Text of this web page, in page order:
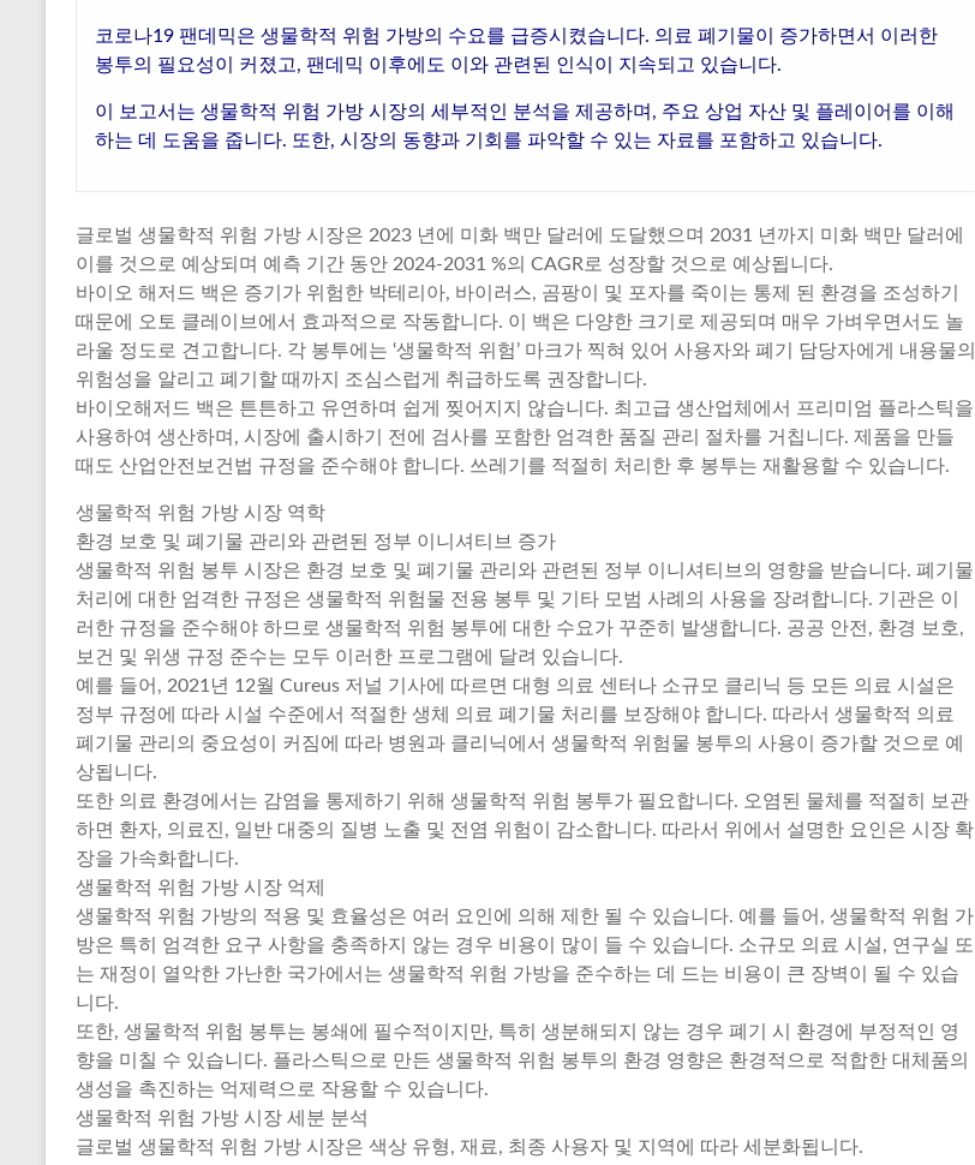
코로나19 팬데믹은 생물학적 위험 가방의 수요를 급증시켰습니다. 의료 폐기물이 증가하면서 이러한
봉투의 필요성이 커졌고, 팬데믹 이후에도 이와 관련된 인식이 지속되고 있습니다.
이 보고서는 생물학적 위험 가방 시장의 세부적인 분석을 제공하며, 주요 상업 자산 및 플레이어를 이해
하는 데 도움을 줍니다. 또한, 시장의 동향과 기회를 파악할 수 있는 자료를 포함하고 있습니다.
글로벌 생물학적 위험 가방 시장은 2023 년에 미화 백만 달러에 도달했으며 2031 년까지 미화 백만 달러에
이를 것으로 예상되며 예측 기간 동안 2024-2031 %의 CAGR로 성장할 것으로 예상됩니다.
바이오 해저드 백은 증기가 위험한 박테리아, 바이러스, 곰팡이 및 포자를 죽이는 통제 된 환경을 조성하기
때문에 오토 클레이브에서 효과적으로 작동합니다. 이 백은 다양한 크기로 제공되며 매우 가벼우면서도 놀
라울 정도로 견고합니다. 각 봉투에는 ‘생물학적 위험’ 마크가 찍혀 있어 사용자와 폐기 담당자에게 내용물의
위험성을 알리고 폐기할 때까지 조심스럽게 취급하도록 권장합니다.
바이오해저드 백은 튼튼하고 유연하며 쉽게 찢어지지 않습니다. 최고급 생산업체에서 프리미엄 플라스틱을
사용하여 생산하며, 시장에 출시하기 전에 검사를 포함한 엄격한 품질 관리 절차를 거칩니다. 제품을 만들
때도 산업안전보건법 규정을 준수해야 합니다. 쓰레기를 적절히 처리한 후 봉투는 재활용할 수 있습니다.
생물학적 위험 가방 시장 역학
환경 보호 및 폐기물 관리와 관련된 정부 이니셔티브 증가
생물학적 위험 봉투 시장은 환경 보호 및 폐기물 관리와 관련된 정부 이니셔티브의 영향을 받습니다. 폐기물
처리에 대한 엄격한 규정은 생물학적 위험물 전용 봉투 및 기타 모범 사례의 사용을 장려합니다. 기관은 이
러한 규정을 준수해야 하므로 생물학적 위험 봉투에 대한 수요가 꾸준히 발생합니다. 공공 안전, 환경 보호,
보건 및 위생 규정 준수는 모두 이러한 프로그램에 달려 있습니다.
예를 들어, 2021년 12월 Cureus 저널 기사에 따르면 대형 의료 센터나 소규모 클리닉 등 모든 의료 시설은
정부 규정에 따라 시설 수준에서 적절한 생체 의료 폐기물 처리를 보장해야 합니다. 따라서 생물학적 의료
폐기물 관리의 중요성이 커짐에 따라 병원과 클리닉에서 생물학적 위험물 봉투의 사용이 증가할 것으로 예
상됩니다.
또한 의료 환경에서는 감염을 통제하기 위해 생물학적 위험 봉투가 필요합니다. 오염된 물체를 적절히 보관
하면 환자, 의료진, 일반 대중의 질병 노출 및 전염 위험이 감소합니다. 따라서 위에서 설명한 요인은 시장 확
장을 가속화합니다.
생물학적 위험 가방 시장 억제
생물학적 위험 가방의 적용 및 효율성은 여러 요인에 의해 제한 될 수 있습니다. 예를 들어, 생물학적 위험 가
방은 특히 엄격한 요구 사항을 충족하지 않는 경우 비용이 많이 들 수 있습니다. 소규모 의료 시설, 연구실 또
는 재정이 열악한 가난한 국가에서는 생물학적 위험 가방을 준수하는 데 드는 비용이 큰 장벽이 될 수 있습
니다.
또한, 생물학적 위험 봉투는 봉쇄에 필수적이지만, 특히 생분해되지 않는 경우 폐기 시 환경에 부정적인 영
향을 미칠 수 있습니다. 플라스틱으로 만든 생물학적 위험 봉투의 환경 영향은 환경적으로 적합한 대체품의
생성을 촉진하는 억제력으로 작용할 수 있습니다.
생물학적 위험 가방 시장 세분 분석
글로벌 생물학적 위험 가방 시장은 색상 유형, 재료, 최종 사용자 및 지역에 따라 세분화됩니다.